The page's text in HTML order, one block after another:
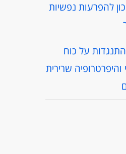
להפרעות נפשיות
על כוח
והיפרטרופיה שרירית